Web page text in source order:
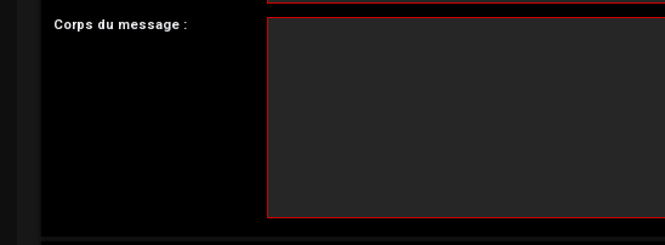
Corps du message :